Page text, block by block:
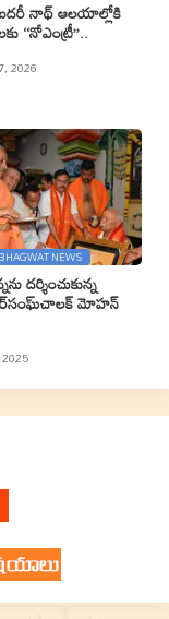
నాథ్ ఆలయాల్లోకి
‘‘నోఎంట్రీ’’..
2026
NEWS
దర్శించుకున్న
మోహన్